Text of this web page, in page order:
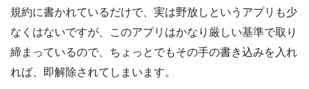
規約に書かれているだけで、実は野放しというアプリも少
なくはないですが、このアプリはかなり厳しい基準で取り
締まっているので、ちょっとでもその手の書き込みを入れ
れば、即解除されてしまいます。